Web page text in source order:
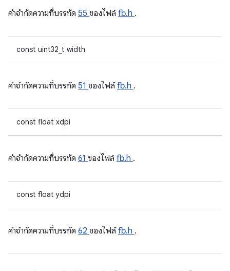
คําจํากัดความที่บรรทัด 55 ของไฟล์fb.h .
const uint32_t width
คําจํากัดความที่บรรทัด 51 ของไฟล์fb.h .
const float xdpi
คําจํากัดความที่บรรทัด 61 ของไฟล์fb.h .
const float ydpi
คําจํากัดความที่บรรทัด 62 ของไฟล์fb.h .